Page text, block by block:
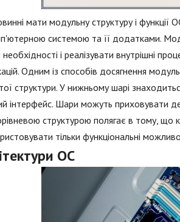
мати модульну структуру і
системою та її додатками.
і реалізувати внутрішні
Одним із способів досягнення
структури. У нижньому шарі
інтерфейс. Шари можуть приховувати
структурою полягає в тому,
тільки функціональні
ОС